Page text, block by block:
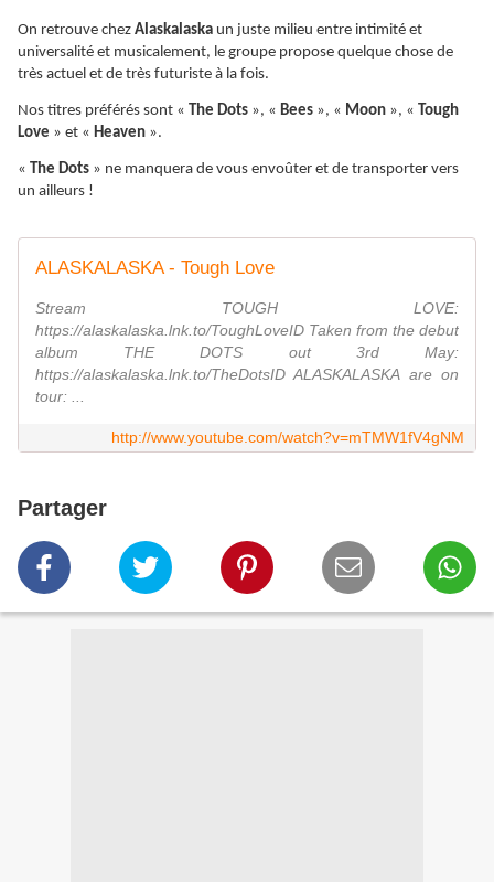
On retrouve chez Alaskalaska un juste milieu entre intimité et
universalité et musicalement, le groupe propose quelque chose de
très actuel et de très futuriste à la fois.
Nos titres préférés sont « The Dots », « Bees », « Moon », «
Tough
Love » et « Heaven ».
« The Dots » ne manquera de vous envoûter et de transporter vers
un ailleurs !
ALASKALASKA - Tough Love
Stream TOUGH LOVE:
https://alaskalaska.lnk.to/ToughLoveID Taken from the debut
album THE DOTS out 3rd May:
https://alaskalaska.lnk.to/TheDotsID ALASKALASKA are on
tour: ...
http://www.youtube.com/watch?v=mTMW1fV4gNM
Partager